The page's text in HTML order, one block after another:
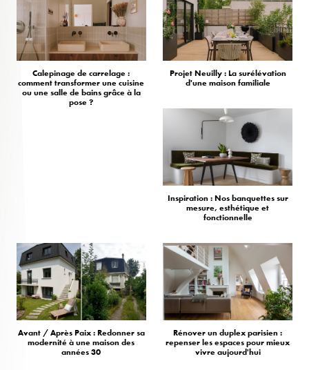
Calepinage de carrelage :
comment transformer une cuisine
ou une salle de bains grâce à la
pose ?
Projet Neuilly : La surélévation
d'une maison familiale
Inspiration : Nos banquettes sur
mesure, esthétique et
fonctionnelle
Avant / Après Paix : Redonner sa
modernité à une maison des
années 30
Rénover un duplex parisien :
repenser les espaces pour mieux
vivre aujourd'hui